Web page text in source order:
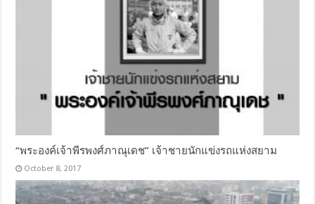
“พระองค์เจ้าพีรพงศ์ภาณุเดช” เจ้าชายนักแข่งรถแห่งสยาม
October 8, 2017